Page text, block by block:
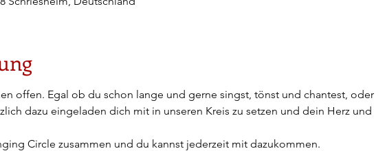
offen. Egal ob du schon lange und gerne singst, tönst und chantest, oder
dazu eingeladen dich mit in unseren Kreis zu setzen und dein Herz und
Circle zusammen und du kannst jederzeit mit dazukommen.